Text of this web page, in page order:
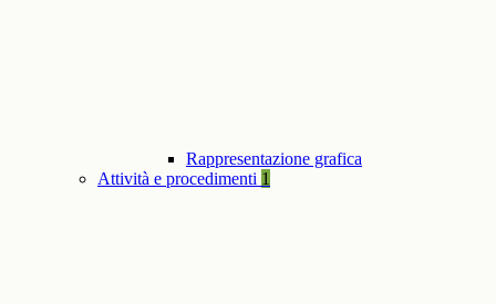
Rappresentazione grafica
Attività e procedimenti 1